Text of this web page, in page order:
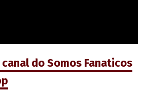
do Somos Fanaticos